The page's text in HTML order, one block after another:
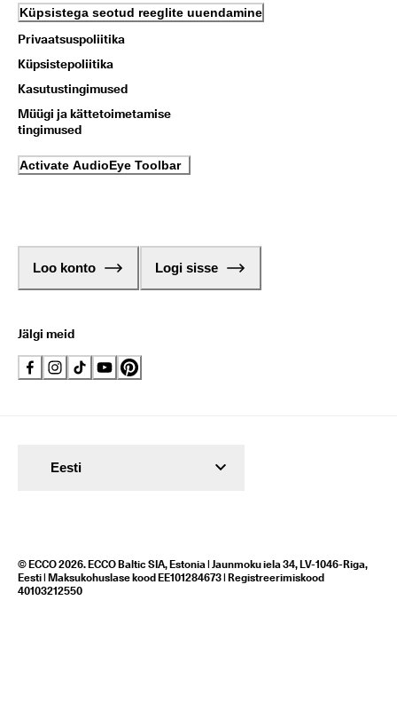
Küpsistega seotud reeglite uuendamine
Privaatsuspoliitika
Küpsistepoliitika
Kasutustingimused
Müügi ja kättetoimetamise
tingimused
Activate AudioEye Toolbar
Loo konto Logi sisse
Jälgi meid
© ECCO 2026. ECCO Baltic SIA, Estonia | Jaunmoku iela 34, LV-1046-Riga,
Eesti | Maksukohuslase kood EE101284673 | Registreerimiskood
40103212550
Eesti